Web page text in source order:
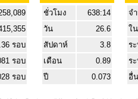
รอบ
รอบ
รอบ
ชั่วโมง
638:14
วัน
26.6
สัปดาห์
3.8
เดือน
0.89
ปี
0.073
จ
ใ
ร
ร
อื่